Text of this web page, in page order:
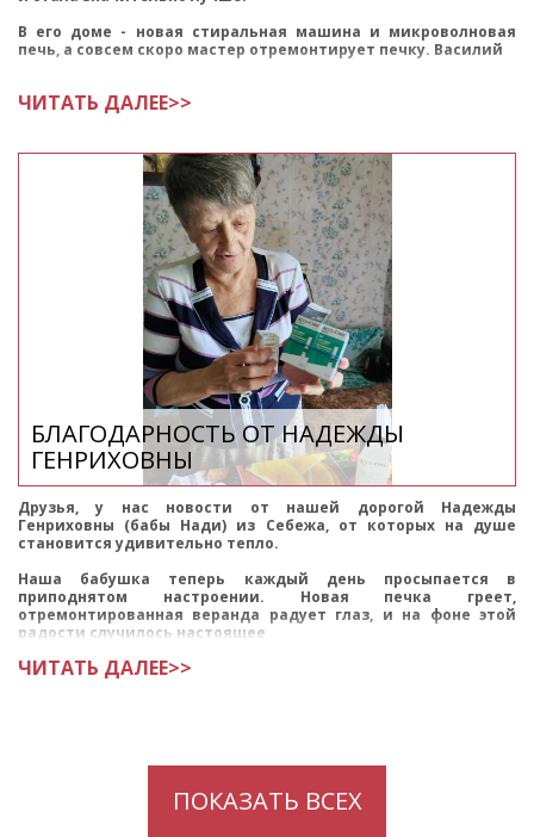
В его доме - новая стиральная машина и микроволновая
печь, а совсем скоро мастер отремонтирует печку. Василий
ЧИТАТЬ ДАЛЕЕ>>
БЛАГОДАРНОСТЬ ОТ НАДЕЖДЫ
ГЕНРИХОВНЫ
Друзья, у нас новости от нашей дорогой Надежды
Генриховны (бабы Нади) из Себежа, от которых на душе
становится удивительно тепло.
Наша бабушка теперь каждый день просыпается в
приподнятом настроении. Новая печка греет,
отремонтированная веранда радует глаз, и на фоне этой
радости случилось настоящее
ЧИТАТЬ ДАЛЕЕ>>
ПОКАЗАТЬ ВСЕХ